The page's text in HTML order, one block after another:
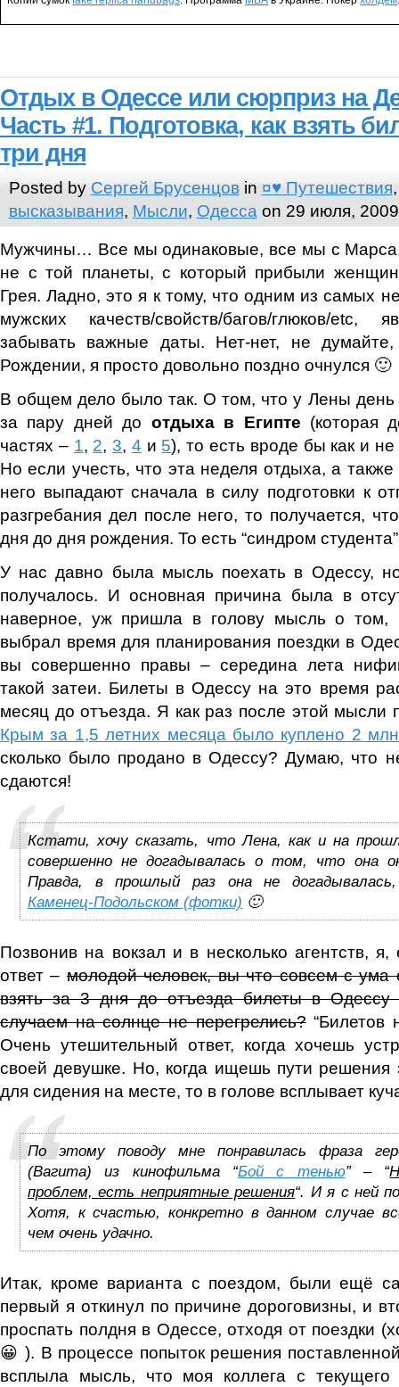
Отдых в Одессеили сюрприз на
Часть #1. Подготовка, как взять
три дня
Posted by Сергей Брусенцовin ¤♥ Путешествия
высказывания, Мысли, Одесса on 29 июля, 2009
Мужчины… Все мы одинаковые, все мы с Марса.
не с той планеты, с который прибыли
Грея. Ладно, это я к тому, что одним из самых
мужских качеств/свойств/багов/глюков/etc,
забывать важные даты. Нет-нет, не
Рождении, я просто довольно поздно очнулся 🙂
В общем дело было так. О том, что у Лены день
за пару дней до отдыха в Египте (которая
частях – 1, 2,3, 4 и 5), то есть вроде бы как и
Но если учесть, что эта неделя отдыха, а
него выпадают сначала в силу подготовки к
разгребания дел после него, то получается,
дня до дня рождения. То есть “синдром
У нас давно была мысль поехать в Одессу,
получалось. И основная причина была в
наверное, уж пришла в голову мысль о том,
выбрал время для планирования поездки в
вы совершенно правы – середина лета
такой затеи. Билеты в Одессу на это время
месяц до отъезда. Я как раз после этой мысли
Крым за 1,5 летних месяца было куплено 2
сколько было продано в Одессу? Думаю,
сдаются!
Кстати, хочу сказать, что Лена, как и на
совершенно не догадывалась о том, что она
Правда, в прошлый раз она не
Каменец-Подольском (фотки) 🙂
Позвонив на вокзал и в несколько агентств, я,
ответ –молодой человек, вы что совсем с ума
взять за 3 дня до отъезда билеты в
случаем на солнце не перегрелись?“Билетов
Очень утешительный ответ, когда хочешь
своей девушке. Но, когда ищешь пути решения
для сидения на месте, то в голове всплывает
По этому поводу мне понравилась фраза
(Вагита) из кинофильма “Бой с тенью” – “
проблем, есть неприятные решения“. И я с ней
Хотя, к счастью, конкретно в данном случае
чем очень удачно.
Итак, кроме варианта с поездом, были ещё
первый я откинул по причине дороговизны, и
проспать полдня в Одессе, отходя от поездки
😀 ). В процессе попыток решения
всплыла мысль, что моя коллега с текущего